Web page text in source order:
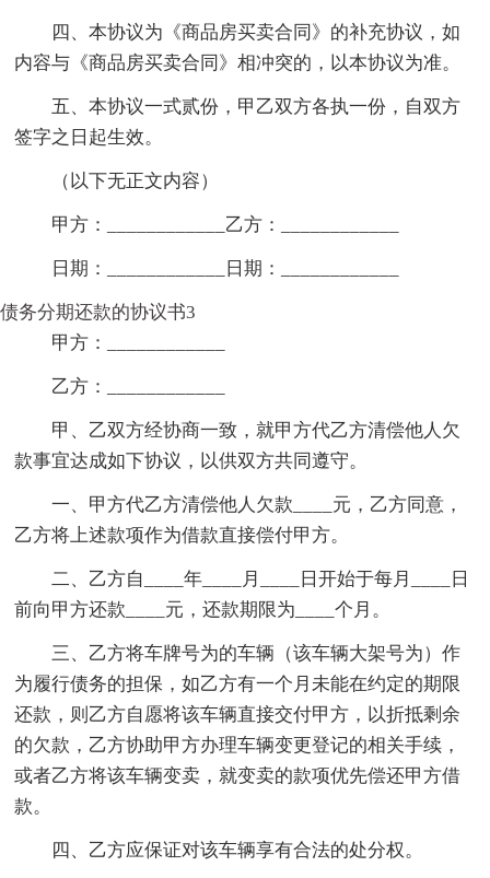
四、本协议为《商品房买卖合同》的补充协议，如
内容与《商品房买卖合同》相冲突的，以本协议为准。
五、本协议一式贰份，甲乙双方各执一份，自双方
签字之日起生效。
（以下无正文内容）
甲方：____________乙方：____________
日期：____________日期：____________
债务分期还款的协议书3
甲方：____________
乙方：____________
甲、乙双方经协商一致，就甲方代乙方清偿他人欠
款事宜达成如下协议，以供双方共同遵守。
一、甲方代乙方清偿他人欠款____元，乙方同意，
乙方将上述款项作为借款直接偿付甲方。
二、乙方自____年____月____日开始于每月____日
前向甲方还款____元，还款期限为____个月。
三、乙方将车牌号为的车辆（该车辆大架号为）作
为履行债务的担保，如乙方有一个月未能在约定的期限
还款，则乙方自愿将该车辆直接交付甲方，以折抵剩余
的欠款，乙方协助甲方办理车辆变更登记的相关手续，
或者乙方将该车辆变卖，就变卖的款项优先偿还甲方借
款。
四、乙方应保证对该车辆享有合法的处分权。